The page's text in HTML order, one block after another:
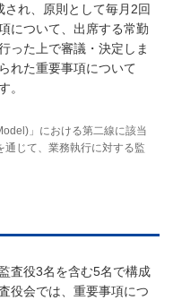
され、原則として毎月2回
について、出席する常勤
った上で審議・決定しま
れた重要事項について
。
」における第二線に該当
通じて、業務執行に対する監
査役3名を含む5名で構成
役会では、重要事項につ